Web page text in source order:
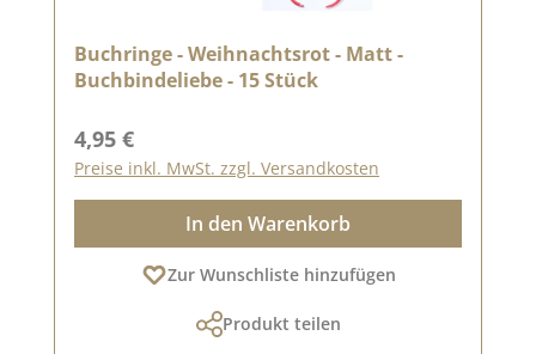
Buchringe - Weihnachtsrot - Matt -
Buchbindeliebe - 15 Stück
Regulärer Preis:
4,95 €
Preise inkl. MwSt. zzgl. Versandkosten
In den Warenkorb
Zur Wunschliste hinzufügen
Produkt teilen